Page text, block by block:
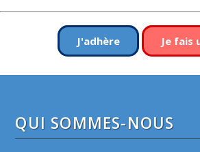
J'adhère Je fais
QUI SOMMES-NOUS